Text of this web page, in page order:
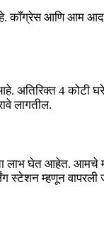
काँग्रेस आणि आम
आहे. अतिरिक्त 4 कोटी
लागतील.
लाभ घेत आहेत. आमचे
स्टेशन म्हणून